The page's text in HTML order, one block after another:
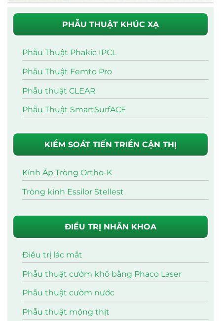
PHẪU THUẬT KHÚC XẠ
Phẫu Thuật Phakic IPCL
Phẫu Thuật Femto Pro
Phẫu thuật CLEAR
Phẫu Thuật SmartSurfACE
KIỂM SOÁT TIẾN TRIỂN CẬN THỊ
Kính Áp Tròng Ortho-K
Tròng kính Essilor Stellest
ĐIỀU TRỊ NHÃN KHOA
Điều trị lác mắt
Phẫu thuật cườm khô bằng Phaco Laser
Phẫu thuật cườm nước
Phẫu thuật mộng thịt